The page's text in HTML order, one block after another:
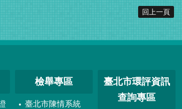
回上一頁
檢舉專區
臺北市陳情系統
臺北市環評資訊
查詢專區